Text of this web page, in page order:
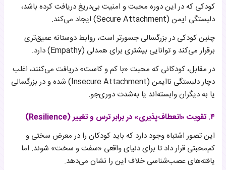
کودکی که در این دوره محبت و امنیت بی‌دریغ دریافت کرده باشد،
دلبستگی ایمن (Secure Attachment) ایجاد می‌کند.
چنین کودکی در بزرگسالی جسورتر است، روابط دوستانه عمیق‌تری
برقرار می‌کند و توانایی بیشتری برای همدلی (Empathy) دارد.
در مقابل، کودکانی که محبت «با کم و کاست» دریافت می‌کنند، اغلب
دچار دلبستگی ناایمن (Insecure Attachment) شده و در بزرگسالی
یا به دیگران وابسته‌اند یا به‌شدت دوری‌جو.
۴. تقویت «انعطاف‌پذیری» در برابر ترس و تغییر (Resilience)
این تصور اشتباه وجود دارد که باید کودکان را در معرض سختی و
کم‌محبتی قرار داد تا برای دنیای واقعی «سفت و سخت» شوند. اما
یافته‌های عصب‌شناسی خلاف این را نشان می‌دهد.